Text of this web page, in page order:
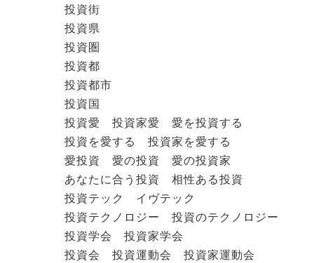
投資街
投資県
投資圏
投資都
投資都市
投資国
投資愛 投資家愛 愛を投資する
投資を愛する 投資家を愛する
愛投資 愛の投資 愛の投資家
あなたに合う投資 相性ある投資
投資テック イヴテック
投資テクノロジー 投資のテクノロジー
投資学会 投資家学会
投資会 投資運動会 投資家運動会